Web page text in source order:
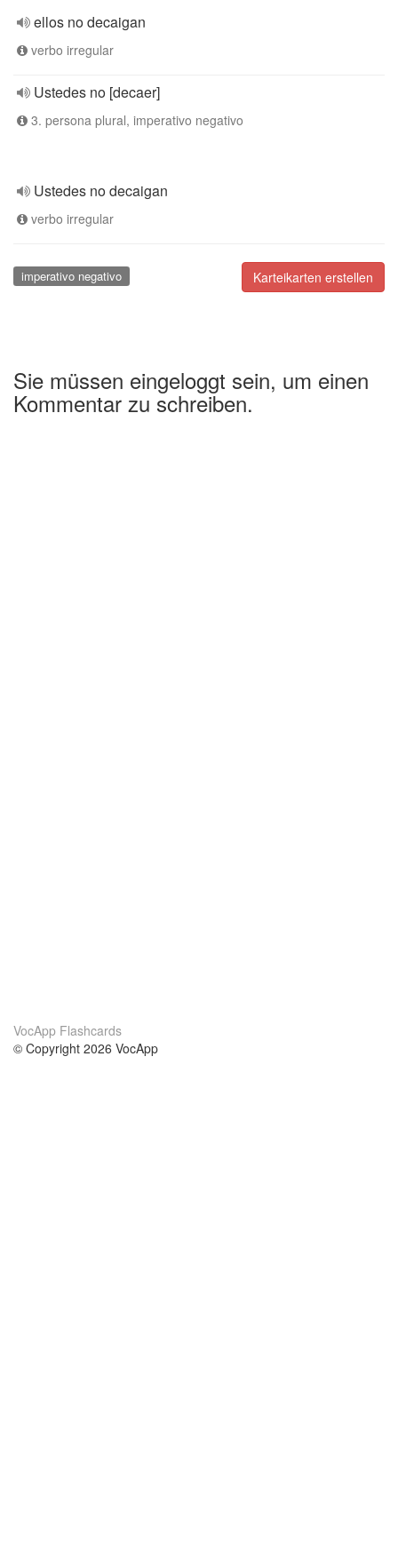
ellos no decaigan
verbo irregular
Ustedes no [decaer]
3. persona plural, imperativo negativo
Ustedes no decaigan
verbo irregular
Karteikarten erstellen
imperativo negativo
Sie müssen eingeloggt sein, um einen
Kommentar zu schreiben.
VocApp Flashcards
© Copyright 2026 VocApp